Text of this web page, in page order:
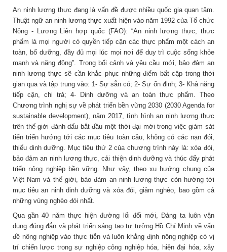
An ninh lương thực đang là vấn đề được nhiều quốc gia quan tâm.
Thuật ngữ an ninh lương thực xuất hiện vào năm 1992 của Tổ chức
Nông - Lương Liên hợp quốc (FAO): “An ninh lương thực, thực
phẩm là mọi người có quyền tiếp cận các thực phẩm một cách an
toàn, bổ dưỡng, đầy đủ mọi lúc mọi nơi để duy trì cuộc sống khỏe
mạnh và năng động”. Trong bối cảnh và yêu cầu mới, bảo đảm an
ninh lương thực sẽ cần khắc phục những điểm bất cập trong thời
gian qua và tập trung vào: 1- Sự sẵn có; 2- Sự ổn định; 3- Khả năng
tiếp cận, chi trả; 4- Dinh dưỡng và an toàn thực phẩm. Theo
Chương trình nghị sự về phát triển bền vững 2030 (2030 Agenda for
sustainable development), năm 2017, tình hình an ninh lương thực
trên thế giới đánh dấu bắt đầu một thời đại mới trong việc giám sát
tiến triển hướng tới các mục tiêu toàn cầu, không có các nạn đói,
thiếu dinh dưỡng. Mục tiêu thứ 2 của chương trình này là: xóa đói,
bảo đảm an ninh lương thực, cải thiện dinh dưỡng và thúc đẩy phát
triển nông nghiệp bền vững. Như vậy, theo xu hướng chung của
Việt Nam và thế giới, bảo đảm an ninh lương thực còn hướng tới
mục tiêu an ninh dinh dưỡng và xóa đói, giảm nghèo, bao gồm cả
những vùng nghèo đói nhất.
Qua gần 40 năm thực hiện đường lối đổi mới, Đảng ta luôn vận
dụng đúng đắn và phát triển sáng tạo tư tưởng Hồ Chí Minh về vấn
đề nông nghiệp vào thực tiễn và luôn khẳng định nông nghiệp có vị
trí chiến lược trong sự nghiệp công nghiệp hóa, hiện đại hóa, xây